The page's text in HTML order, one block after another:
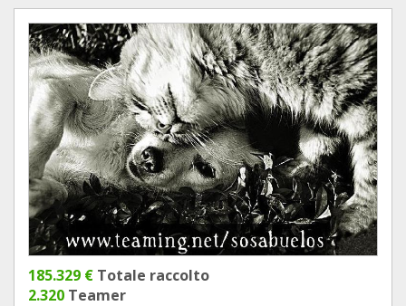
185.329 € Totale raccolto
2.320 Teamer